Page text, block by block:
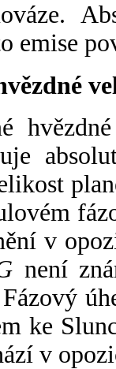
emise
v
není
Fázový
ke
v